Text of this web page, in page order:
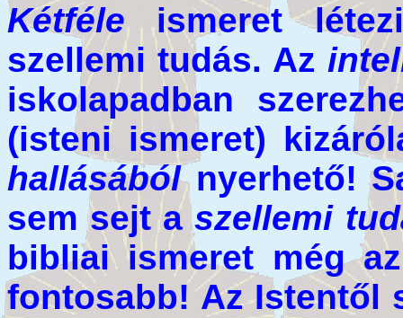
Kétféleismeret
szellemi tudás. Az
iskolapadban
(isteni ismeret)
hallásábólnyerhető!
sem sejt aszellemi
bibliai ismeret még
fontosabb! Az Istentől